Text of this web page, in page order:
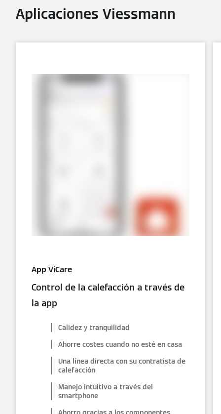
Aplicaciones Viessmann
App ViCare
Control de la calefacción a través de
la app
Calidez y tranquilidad
Ahorre costes cuando no esté en casa
Una línea directa con su contratista de
calefacción
Manejo intuitivo a través del
smartphone